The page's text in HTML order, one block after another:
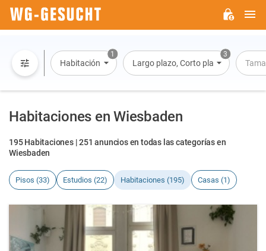
1
Habitación
3
Largo plazo, Corto plazo, Alquiler
Habitaciones en Wiesbaden
195 Habitaciones | 251 anuncios en todas las categorías en
Wiesbaden
Pisos (33) Estudios (22) Habitaciones (195) Casas (1)